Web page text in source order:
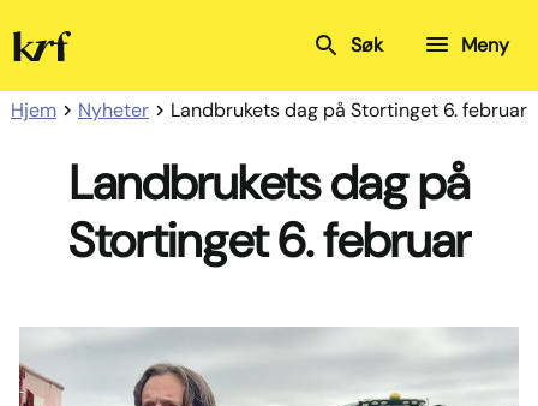
Kristelig
Folkeparti Meny
Søk
Hjem Nyheter Landbrukets dag på Stortinget 6. februar
Landbrukets dag på
Stortinget 6. februar